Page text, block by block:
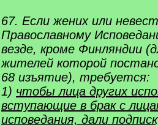
67. Если жених или
Православному
везде, кроме Финляндии
жителей которой
68 изъятие), требуется:
1) чтобы лица других
вступающие в брак с
исповедания, дали